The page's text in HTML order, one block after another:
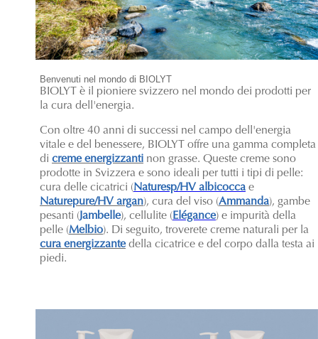
Benvenuti nel mondo di BIOLYT
BIOLYT è il pioniere svizzero nel mondo dei prodotti per
la cura dell'energia.
Con oltre 40 anni di successi nel campo dell'energia
vitale e del benessere, BIOLYT offre una gamma completa
di creme energizzanti non grasse. Queste creme sono
prodotte in Svizzera e sono ideali per tutti i tipi di pelle:
cura delle cicatrici (Naturesp/HV albicocca e
Naturepure/HV argan), cura del viso (Ammanda), gambe
pesanti (Jambelle), cellulite (Elégance) e impurità della
pelle (Melbio). Di seguito, troverete creme naturali per la
cura energizzantedella cicatrice e del corpo dalla testa ai
piedi.